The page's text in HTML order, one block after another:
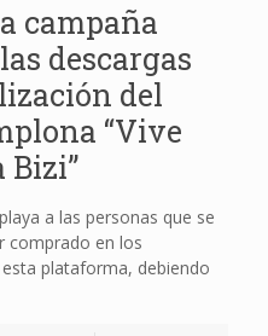
campaña
descargas
del
“Vive
a las personas que se
comprado en los
plataforma, debiendo